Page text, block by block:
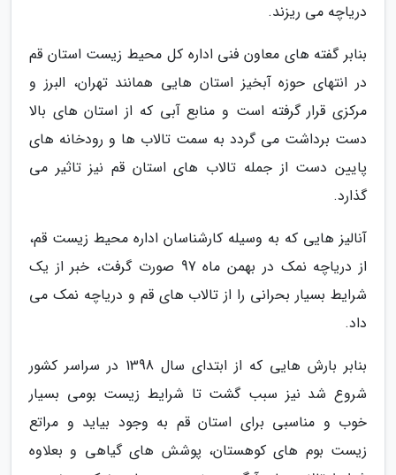
دریاچه می ریزند.
بنابر گفته های معاون فنی اداره کل محیط زیست استان قم
در انتهای حوزه آبخیز استان هایی همانند تهران، البرز و
مرکزی قرار گرفته است و منابع آبی که از استان های بالا
دست برداشت می گردد به سمت تالاب ها و رودخانه های
پایین دست از جمله تالاب های استان قم نیز تاثیر می
گذارد.
آنالیز هایی که به وسیله کارشناسان اداره محیط زیست قم،
از دریاچه نمک در بهمن ماه 97 صورت گرفت، خبر از یک
شرایط بسیار بحرانی را از تالاب های قم و دریاچه نمک می
داد.
بنابر بارش هایی که از ابتدای سال 1398 در سراسر کشور
شروع شد نیز سبب گشت تا شرایط زیست بومی بسیار
خوب و مناسبی برای استان قم به وجود بیاید و مراتع
زیست بوم های کوهستان، پوشش های گیاهی و بعلاوه